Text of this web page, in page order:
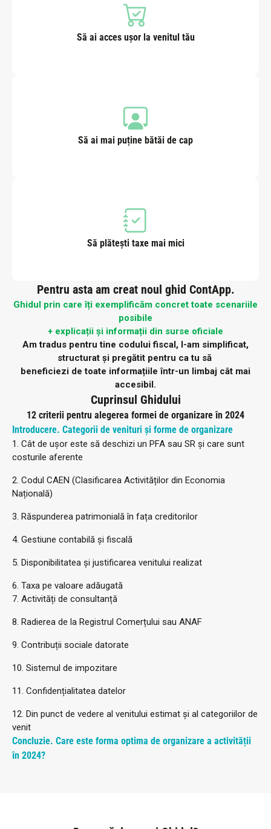
Să ai acces ușor la venitul tău
Să ai mai puține bătăi de cap
Să plătești taxe mai mici
Pentru asta am creat noul ghid ContApp.
Ghidul prin care îți exemplificăm concret toate scenariile
posibile
+ explicații și informații din surse oficiale
Am tradus pentru tine codului fiscal, l-am simplificat,
structurat și pregătit pentru ca tu să
beneficiezi de toate informațiile într-un limbaj cât mai
accesibil.
Cuprinsul Ghidului
12 criterii pentru alegerea formei de organizare în 2024​
Introducere. Categorii de venituri și forme de organizare
1. Cât de ușor este să deschizi un PFA sau SR și care sunt
costurile aferente
2. Codul CAEN (Clasificarea Activităților din Economia
Națională)
3. Răspunderea patrimonială în fața creditorilor
4. Gestiune contabilă și fiscală
5. Disponibilitatea și justificarea venitului realizat
6. Taxa pe valoare adăugată
7. Activități de consultanță
8. Radierea de la Registrul Comerțului sau ANAF
9. Contribuții sociale datorate
10. Sistemul de impozitare
11. Confidențialitatea datelor
12. Din punct de vedere al venitului estimat și al categoriilor de
venit
Concluzie. Care este forma optima de organizare a activității
în 2024?